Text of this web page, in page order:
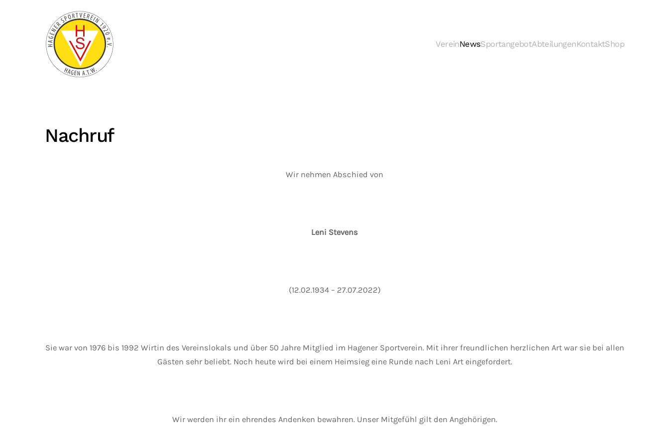
Zum Hauptinhalt springen
VereinNewsSportangebotAbteilungenKontaktShop
Nachruf
Wir nehmen Abschied von
Leni Stevens
(12.02.1934 – 27.07.2022)
Sie war von 1976 bis 1992 Wirtin des Vereinslokals und über 50 Jahre Mitglied im Hagener Sportverein. Mit ihrer freundlichen herzlichen Art war sie bei allen
Gästen sehr beliebt. Noch heute wird bei einem Heimsieg eine Runde nach Leni Art eingefordert.
Wir werden ihr ein ehrendes Andenken bewahren. Unser Mitgefühl gilt den Angehörigen.